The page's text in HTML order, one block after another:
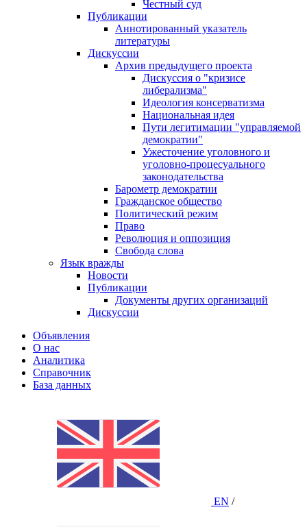
Честный суд
Публикации
Аннотированный указатель
литературы
Дискуссии
Архив предыдущего проекта
Дискуссия о "кризисе
либерализма"
Идеология консерватизма
Национальная идея
Пути легитимации "управляемой
демократии"
Ужесточение уголовного и
уголовно-процесуального
законодательства
Барометр демократии
Гражданское общество
Политический режим
Право
Революция и оппозиция
Свобода слова
Язык вражды
Новости
Публикации
Документы других организаций
Дискуссии
Объявления
О нас
Аналитика
Справочник
База данных
EN /